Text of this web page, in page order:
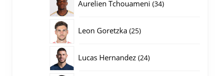
Aurelien Tchouameni 3434
Leon Goretzka 2525
Lucas Hernandez 2424